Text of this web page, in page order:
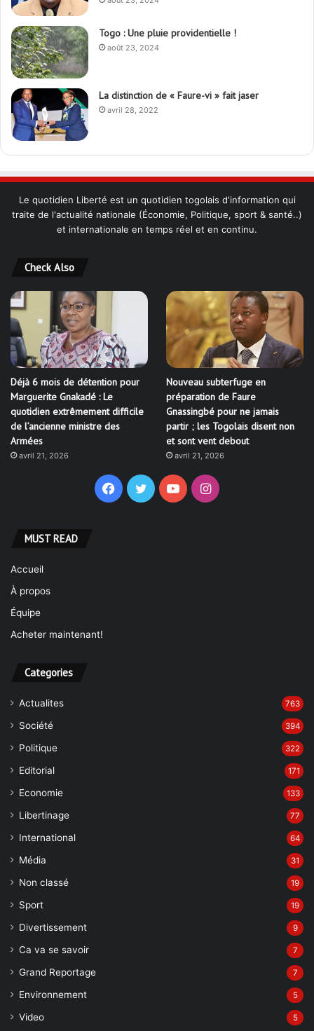
Togo : Une pluie providentielle !
août 23, 2024
La distinction de « Faure-vi » fait jaser
avril 28, 2022
Le quotidien Liberté est un quotidien togolais d'information qui
traite de l'actualité nationale (Économie, Politique, sport & santé..)
et internationale en temps réel et en continu.
Check Also
Déjà 6 mois de détention pour
Marguerite Gnakadé : Le
quotidien extrêmement difficile
de l’ancienne ministre des
Armées
avril 21, 2026
Nouveau subterfuge en
préparation de Faure
Gnassingbé pour ne jamais
partir ; les Togolais disent non
et sont vent debout
avril 21, 2026
Facebook
TwitterYouTubeInstagram
MUST READ
Accueil
À propos
Équipe
Acheter maintenant!
Categories
Actualites 763
Société 394
Politique 322
Editorial 171
Economie 133
Libertinage 77
International 64
Média 31
Non classé 19
Sport 19
Divertissement 9
Ca va se savoir 7
Grand Reportage 7
Environnement 5
Video 5